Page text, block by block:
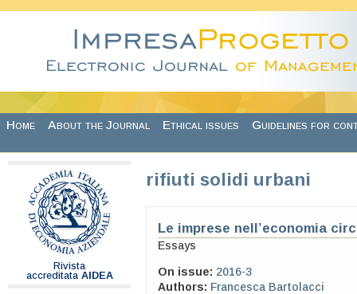
Home About the Journal Ethical issues Guidelines for
Rivista
accreditata AIDEA
rifiuti solidi urbani
Le imprese nell’economia
Essays
On issue: 2016-3
Authors: Francesca Bartolacci